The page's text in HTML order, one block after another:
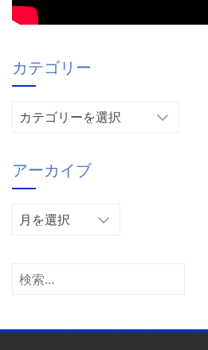
カテゴリー
リ
ー
アーカイブ
ア
イ
検